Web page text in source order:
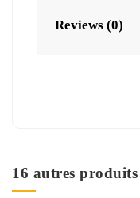
Reviews (0)
16 autres